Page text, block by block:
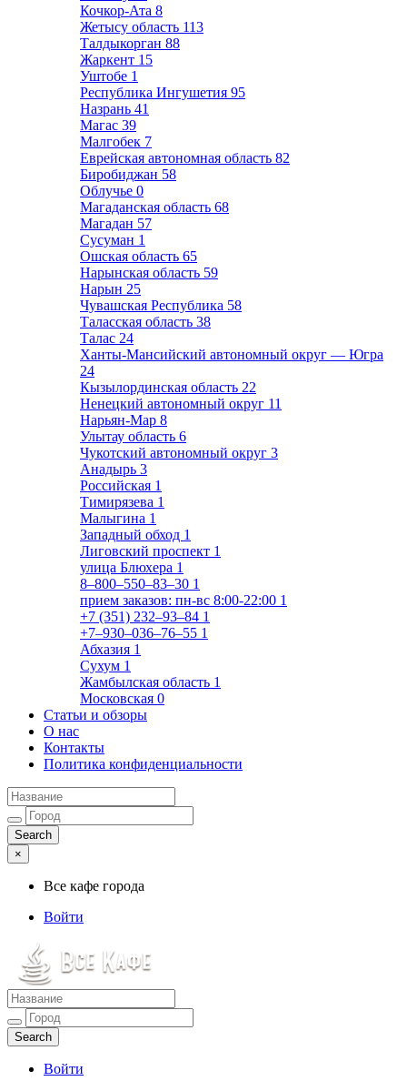
Кочкор-Ата 8
Жетысу область 113
Талдыкорган 88
Жаркент 15
Уштобе 1
Республика Ингушетия 95
Назрань 41
Магас 39
Малгобек 7
Еврейская автономная область 82
Биробиджан 58
Облучье 0
Магаданская область 68
Магадан 57
Сусуман 1
Ошская область 65
Нарынская область 59
Нарын 25
Чувашская Республика 58
Таласская область 38
Талас 24
Ханты-Мансийский автономный округ — Югра
24
Кызылординская область 22
Ненецкий автономный округ 11
Нарьян-Мар 8
Улытау область 6
Чукотский автономный округ 3
Анадырь 3
Российская 1
Тимирязева 1
Малыгина 1
Западный обход 1
Лиговский проспект 1
улица Блюхера 1
8‒800‒550‒83‒30 1
прием заказов: пн-вс 8:00-22:00 1
+7 (351) 232‒93‒84 1
+7‒930‒036‒76‒55 1
Абхазия 1
Сухум 1
Жамбылская область 1
Московская 0
Статьи и обзоры
О нас
Контакты
Политика конфиденциальности
×
Все кафе города
Войти
Все кафе города
Каталог хороших кафе
Войти